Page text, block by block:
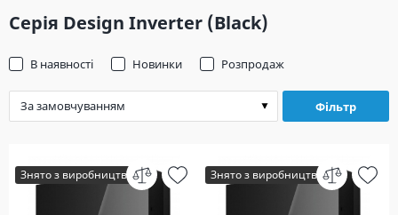
Серія Design Inverter (Black)
Фільтр
В наявності Новинки Розпродаж
Знято з виробництва Знято з виробництва